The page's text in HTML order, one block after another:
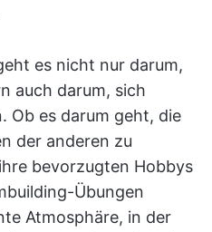
es nicht nur darum,
auch darum, sich
Ob es darum geht, die
der anderen zu
bevorzugten Hobbys
Übungen
Atmosphäre, in der